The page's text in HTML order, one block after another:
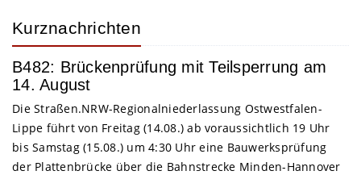
Kurznachrichten
B482: Brückenprüfung mit Teilsperrung am
14. August
Die Straßen.NRW-Regionalniederlassung Ostwestfalen-
Lippe führt von Freitag (14.08.) ab voraussichtlich 19 Uhr
bis Samstag (15.08.) um 4:30 Uhr eine Bauwerksprüfung
der Plattenbrücke über die Bahnstrecke Minden-Hannover